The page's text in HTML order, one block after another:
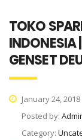
TOKO
INDONESIA
GENSET
January 24, 2018
Posted by:
Category: